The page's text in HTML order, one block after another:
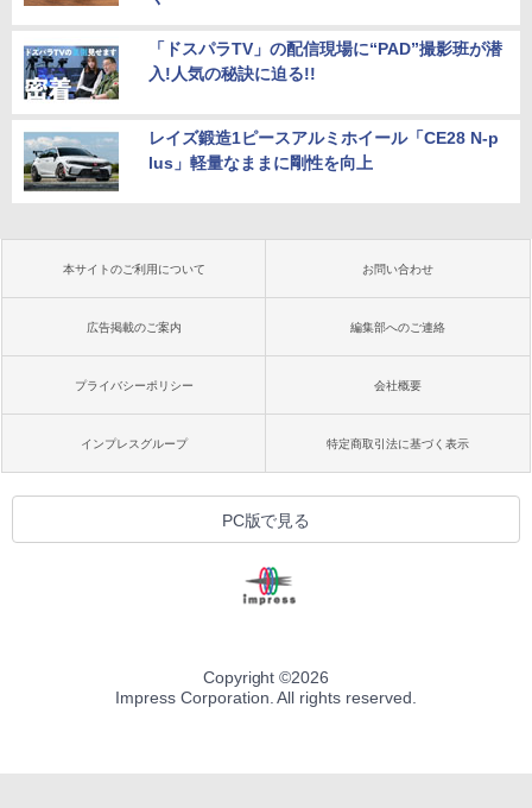
「ドスパラTV」の配信現場に“PAD”撮影班が潜
入!人気の秘訣に迫る!!
レイズ鍛造1ピースアルミホイール「CE28 N-p
lus」軽量なままに剛性を向上
本サイトのご利用について お問い合わせ
広告掲載のご案内 編集部へのご連絡
プライバシーポリシー 会社概要
インプレスグループ 特定商取引法に基づく表示
PC版で見る
Copyright ©2026
Impress Corporation. All rights reserved.